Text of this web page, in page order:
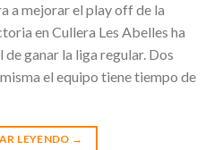
a mejorar el play off de la
en Cullera Les Abelles ha
ganar la liga regular. Dos
el equipo tiene tiempo de
LEYENDO →